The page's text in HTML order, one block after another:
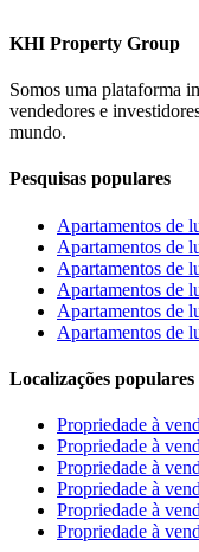
KHI Property Group
Somos uma plataforma
vendedores e
mundo.
Pesquisas populares
Apartamentos de
Apartamentos de
Apartamentos de
Apartamentos de
Apartamentos de
Apartamentos de
Localizações populares
Propriedade à
Propriedade à
Propriedade à
Propriedade à
Propriedade à
Propriedade à